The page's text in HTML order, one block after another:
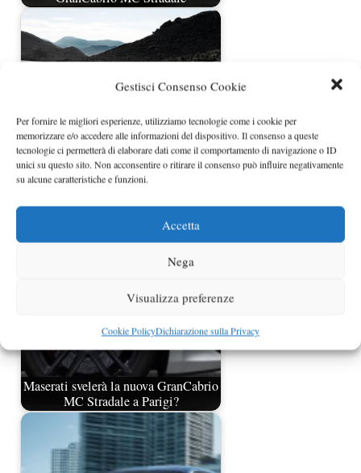
Gestisci Consenso Cookie
Per fornire le migliori esperienze, utilizziamo tecnologie come i cookie per
memorizzare e/o accedere alle informazioni del dispositivo. Il consenso a queste
tecnologie ci permetterà di elaborare dati come il comportamento di navigazione o ID
unici su questo sito. Non acconsentire o ritirare il consenso può influire negativamente
su alcune caratteristiche e funzioni.
Accetta
Nega
Visualizza preferenze
Cookie PolicyDichiarazione sulla Privacy
Maserati svelerà la nuova GranCabrio
MC Stradale a Parigi?